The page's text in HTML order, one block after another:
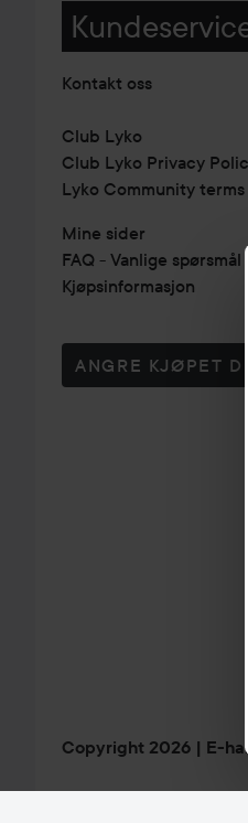
Kontakt oss
Club Lyko
Club Lyko Privacy
Lyko Community
Mine sider
FAQ - Vanlige spørsmål
Kjøpsinformasjon
ANGRE KJØPET
Copyright 2026 E-